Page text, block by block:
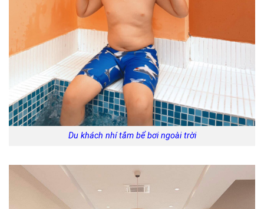
Du khách nhí tắm bể bơi ngoài trời